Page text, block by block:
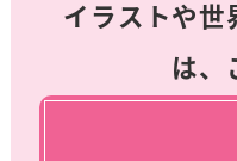
イラストや世
は、